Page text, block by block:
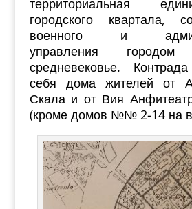
городского квартала,
военного и
управления
средневековье.
себя дома жителей от
Скала и от Вия
(кроме домов №№ 2-14 на